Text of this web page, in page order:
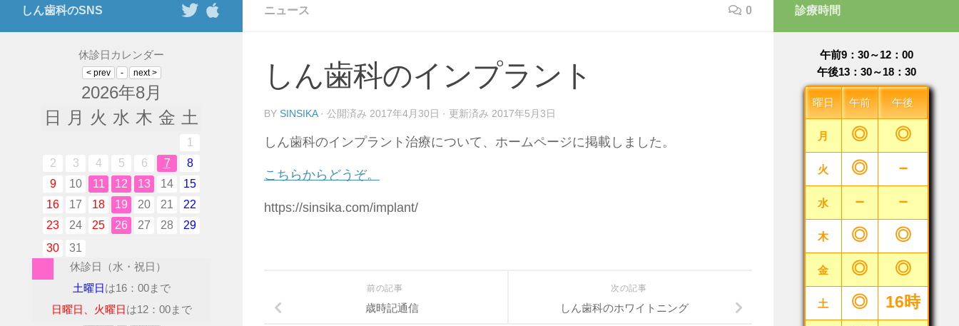
ニュース 0
しん歯科のインプラント
BY SINSIKA · 公開済み 2017年4月30日 · 更新済み 2017年5月3日
しん歯科のインプラント治療について、ホームページに掲載しました。
こちらからどうぞ。
https://sinsika.com/implant/
次の記事
しん歯科のホワイトニング
前の記事
歳時記通信
しん歯科のSNS
休診日カレンダー
2026年8月
日
月 火 水 木 金 土
1
2
3 4 5 6 7
8
9
10 11 12 13 14
15
16
17 18 19 20 21
22
23
24 25 26 27 28
29
30
31
休診日（水・祝日）
土曜日は16：00まで
日曜日、火曜日は12：00まで
診療時間
午前9：30～12：00
午後13：30～18：30
曜日 午前 午後
月 ◎ ◎
火 ◎ －
水 － －
木 ◎ ◎
金 ◎ ◎
土 ◎ 16時